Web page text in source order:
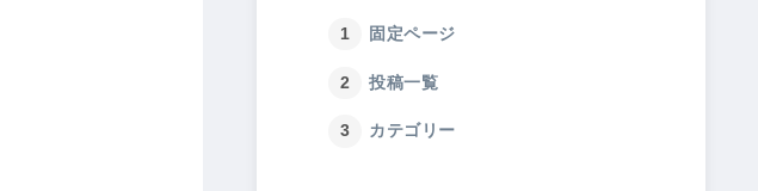
固定ページ
投稿一覧
カテゴリー